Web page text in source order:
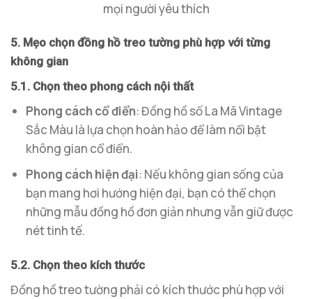
mọi người yêu thích
5. Mẹo chọn đồng hồ treo tường phù hợp với từng
không gian
5.1. Chọn theo phong cách nội thất
Phong cách cổ điển: Đồng hồ số La Mã Vintage
Sắc Màu là lựa chọn hoàn hảo để làm nổi bật
không gian cổ điển.
Phong cách hiện đại: Nếu không gian sống của
bạn mang hơi hướng hiện đại, bạn có thể chọn
những mẫu đồng hồ đơn giản nhưng vẫn giữ được
nét tinh tế.
5.2. Chọn theo kích thước
Đồng hồ treo tường phải có kích thước phù hợp với